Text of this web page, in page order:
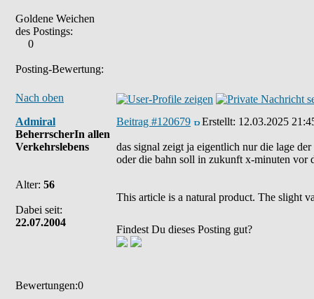
Goldene Weichen
des Postings:
0
Posting-Bewertung:
Nach oben
Admiral
BeherrscherIn allen
Verkehrslebens
Alter: 56
Dabei seit:
22.07.2004
Bewertungen:0
Beitrag #120679 Erstellt: 12.03.2025
das signal zeigt ja eigentlich nur die lage
oder die bahn soll in zukunft x-minuten vor
This article is a natural product. The slight
Findest Du dieses Posting gut?